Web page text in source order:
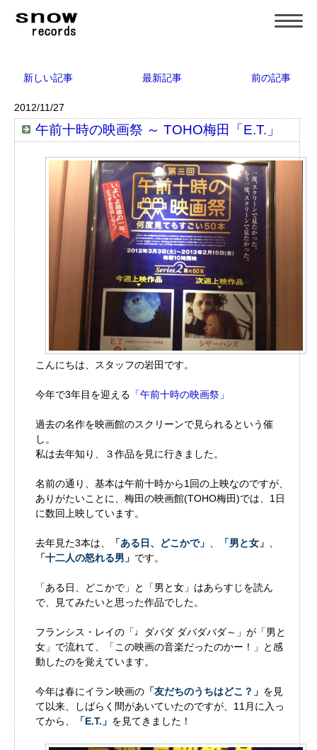
新しい記事 最新記事 前の記事
2012/11/27
午前十時の映画祭 ～ TOHO梅田「E.T.」
こんにちは、スタッフの岩田です。
今年で3年目を迎える 「午前十時の映画祭」
過去の名作を映画館のスクリーンで見られるという催
し。
私は去年知り、３作品を見に行きました。
名前の通り、基本は午前十時から1回の上映なのですが、
ありがたいことに、梅田の映画館(TOHO梅田)では、1日
に数回上映しています。
去年見た3本は、 「ある日、どこかで」 「男と女」
「十二人の怒れる男」 です。
「ある日、どこかで」と「男と女」はあらすじを読ん
で、見てみたいと思った作品でした。
フランシス・レイの「♩ダバダ ダバダバダ～」が「男と
女」で流れて、「この映画の音楽だったのかー！」と感
動したのを覚えています。
今年は春にイラン映画の 「友だちのうちはどこ？」 を見
て以来、しばらく間があいていたのですが、11月に入っ
てから、
「E.T.」 を見てきました！